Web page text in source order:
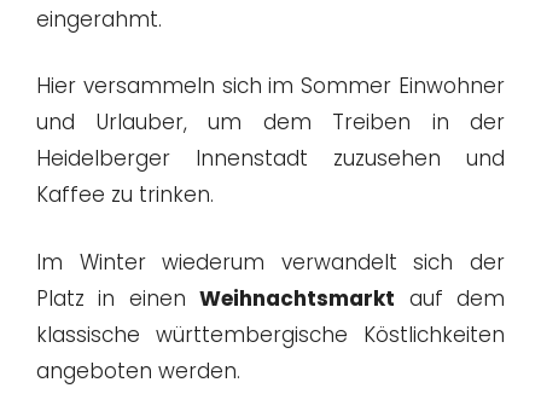
eingerahmt.
Hier versammeln sich im Sommer Einwohner
und Urlauber, um dem Treiben in der
Heidelberger Innenstadt zuzusehen und
Kaffee zu trinken.
Im Winter wiederum verwandelt sich der
Platz in einenWeihnachtsmarkt auf dem
klassische württembergische Köstlichkeiten
angeboten werden.